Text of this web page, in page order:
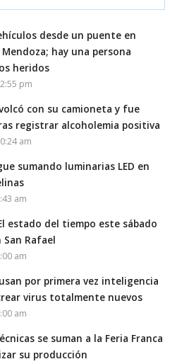
desde un puente en
hay una persona
heridos
pm
con su camioneta y fue
registrar alcoholemia positiva
am
sumando luminarias LED en
am
El estado del tiempo este sábado
Rafael
am
por primera vez inteligencia
virus totalmente nuevos
am
se suman a la Feria Franca
su producción